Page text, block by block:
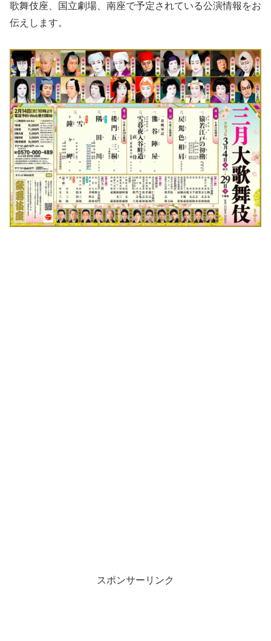
歌舞伎座、国立劇場、南座で予定されている公演情報をお
伝えします。
スポンサーリンク